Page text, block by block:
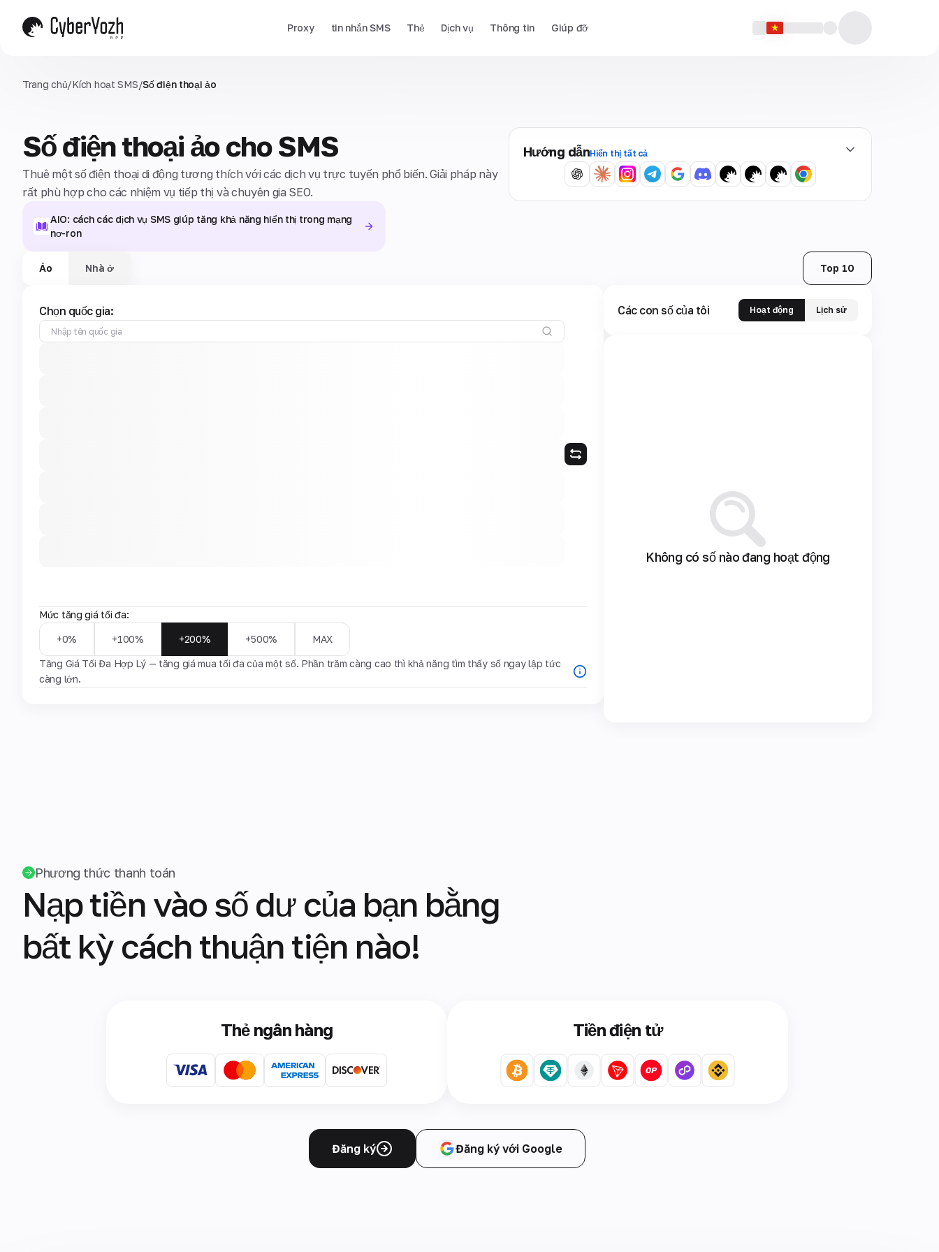
Proxy tin nhắn SMS Thẻ Dịch vụ Thông tin Giúp đỡ
Trang chủ/Kích hoạt SMS/Số điện thoại ảo
Số điện thoại ảo cho SMS
Thuê một số điện thoại di động tương thích với các dịch vụ trực tuyến phổ biến. Giải pháp này
rất phù hợp cho các nhiệm vụ tiếp thị và chuyên gia SEO.
AIO: cách các dịch vụ SMS giúp tăng khả năng hiển thị trong mạng
nơ-ron
Hướng dẫnHiển thị tất cả
Ảo Nhà ở Top 10
Chọn quốc gia:
Mức tăng giá tối đa:
+0% +100% +200% +500% MAX
Tăng Giá Tối Đa Hợp Lý — tăng giá mua tối đa của một số. Phần trăm càng cao thì khả năng tìm thấy số ngay lập tức
càng lớn.
Các con số của tôi Hoạt động Lịch sử
Không có số nào đang hoạt động
Phương thức thanh toán
Nạp tiền vào số dư của bạn bằng
bất kỳ cách thuận tiện nào!
Thẻ ngân hàng Tiền điện tử
Đăng ký Đăng ký với Google